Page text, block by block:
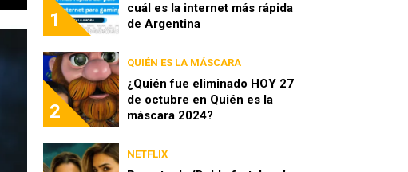
1
cuál es la internet más rápida
de Argentina
2
QUIÉN ES LA MÁSCARA
¿Quién fue eliminado HOY 27
de octubre en Quién es la
máscara 2024?
NETFLIX